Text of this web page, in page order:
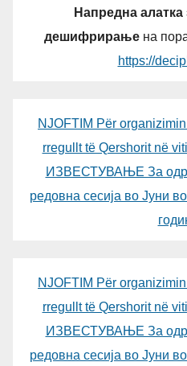
Напредна
дешифрирањена
https://
NJOFTIM Për
rregullt të Qershorit në
ИЗВЕСТУВАЊЕ За
редовна сесија во Јуни
NJOFTIM Për
rregullt të Qershorit në
ИЗВЕСТУВАЊЕ За
редовна сесија во Јуни